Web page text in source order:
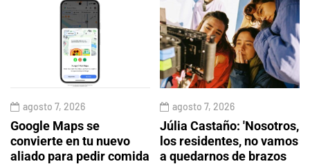
agosto 7, 2026
Google Maps se
convierte en tu nuevo
aliado para pedir comida
agosto 7, 2026
Júlia Castaño: 'Nosotros,
los residentes, no vamos
a quedarnos de brazos